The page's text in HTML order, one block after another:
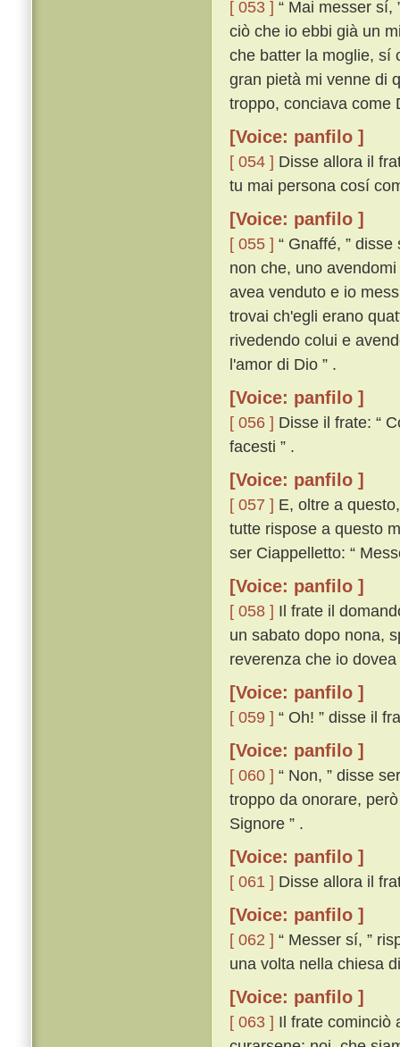
[ 053 ] “ Mai messer sí,
ciò che io ebbi già un
che batter la moglie, sí
gran pietà mi venne di
troppo, conciava come
[Voice: panfilo ]
[ 054 ] Disse allora il
tu mai persona cosí
[Voice: panfilo ]
[ 055 ] “ Gnaffé, ”
non che, uno
avea venduto e io
trovai ch'egli erano
rivedendo colui e
l'amor di Dio ” .
[Voice: panfilo ]
[ 056 ] Disse il frate: “
facesti ” .
[Voice: panfilo ]
[ 057 ] E, oltre a
tutte rispose a questo
ser Ciappelletto: “
[Voice: panfilo ]
[ 058 ] Il frate il
un sabato dopo nona,
reverenza che io dovea
[Voice: panfilo ]
[ 059 ] “ Oh! ” disse il
[Voice: panfilo ]
[ 060 ] “ Non, ” disse
troppo da onorare,
Signore ” .
[Voice: panfilo ]
[ 061 ] Disse allora il
[Voice: panfilo ]
[ 062 ] “ Messer sí, ”
una volta nella chiesa
[Voice: panfilo ]
[ 063 ] Il frate cominciò